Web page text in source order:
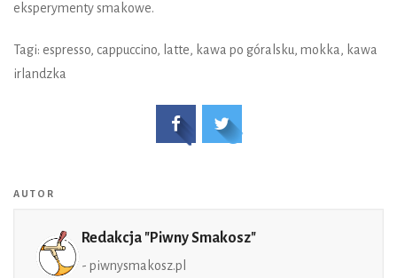
eksperymenty smakowe.
Tagi: espresso, cappuccino, latte, kawa po góralsku, mokka, kawa
irlandzka
AUTOR
Redakcja "Piwny Smakosz"
- piwnysmakosz.pl